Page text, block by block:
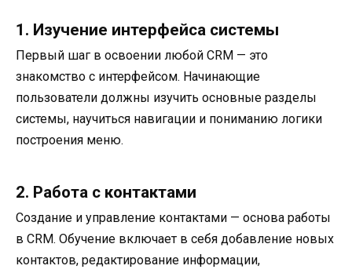
1. Изучение интерфейса системы
Первый шаг в освоении любой CRM — это
знакомство с интерфейсом. Начинающие
пользователи должны изучить основные разделы
системы, научиться навигации и пониманию логики
построения меню.
2. Работа с контактами
Создание и управление контактами — основа работы
в CRM. Обучение включает в себя добавление новых
контактов, редактирование информации,